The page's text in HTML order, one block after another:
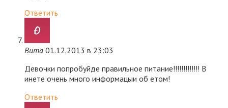
Ответить
Вита 01.12.2013 в 23:03
Девочки попробуйде правильное питание!!!!!!!!!!!!! В
инете очень много информацыи об етом!
Ответить